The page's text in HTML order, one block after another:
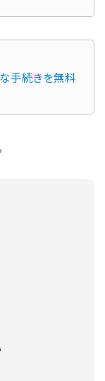
手続きを無料